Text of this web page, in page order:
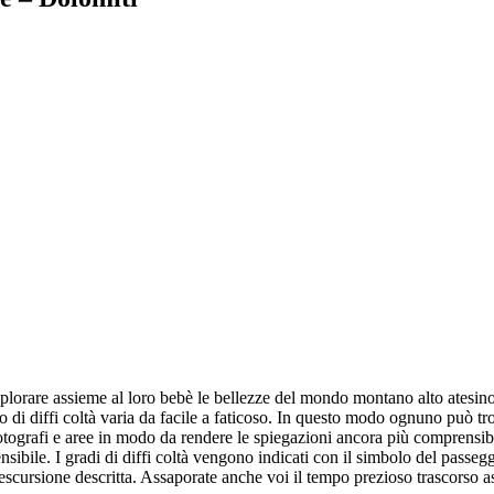
assieme al loro bebè le bellezze del mondo montano alto
di diffi coltà varia da facile a faticoso. In questo modo ognuno può
e aree in modo da rendere le spiegazioni ancora più
I gradi di diffi coltà vengono indicati con il simbolo del
descritta. Assaporate anche voi il tempo prezioso